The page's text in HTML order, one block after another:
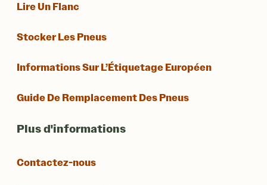
Lire Un Flanc
Stocker Les Pneus
Informations Sur L’Étiquetage Européen
Guide De Remplacement Des Pneus
Plus d'informations
Contactez-nous